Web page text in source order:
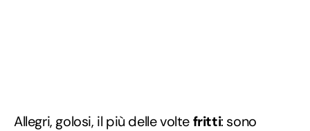
Allegri, golosi, il più delle voltefritti: sono